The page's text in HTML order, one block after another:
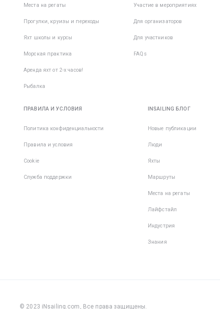
Места на регаты
Прогулки, круизы и переходы
Яхт школы и курсы
Морская практика
Аренда яхт от 2-х часов!
Рыбалка
Участие в мероприятиях
Для организаторов
Для участников
FAQs
ПРАВИЛА И УСЛОВИЯ
Политика конфиденциальности
Правила и условия
Cookie
Служба поддержки
INSAILING БЛОГ
Новые публикации
Люди
Яхты
Маршруты
Места на регаты
Лайфстайл
Индустрия
Знания
© 2023 iNsailing.com, Все права защищены.